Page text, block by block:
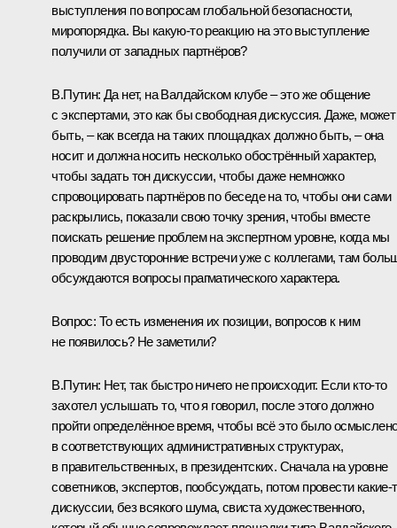
выступления по вопросам глобальной безопасности,
миропорядка. Вы какую‑то реакцию на это выступление
получили от западных партнёров?
В.Путин: Да нет, на Валдайском клубе – это же общение
с экспертами, это как бы свободная дискуссия. Даже, может
быть, – как всегда на таких площадках должно быть, – она
носит и должна носить несколько обострённый характер,
чтобы задать тон дискуссии, чтобы даже немножко
спровоцировать партнёров по беседе на то, чтобы они сами
раскрылись, показали свою точку зрения, чтобы вместе
поискать решение проблем на экспертном уровне, когда мы
проводим двусторонние встречи уже с коллегами, там
обсуждаются вопросы прагматического характера.
Вопрос: То есть изменения их позиции, вопросов к ним
не появилось? Не заметили?
В.Путин: Нет, так быстро ничего не происходит. Если кто‑то
захотел услышать то, что я говорил, после этого должно
пройти определённое время, чтобы всё это было
в соответствующих административных структурах,
в правительственных, в президентских. Сначала на уровне
советников, экспертов, пообсуждать, потом провести
дискуссии, без всякого шума, свиста художественного,